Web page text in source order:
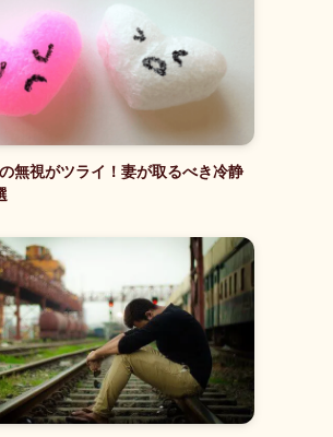
無視がツライ！妻が取るべき冷静